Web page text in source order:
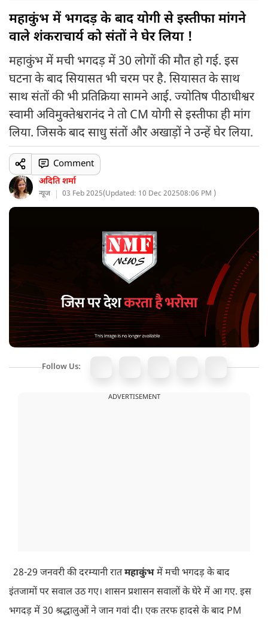
महाकुंभ में भगदड़ के बाद योगी से इस्तीफा मांगने
वाले शंकराचार्य को संतों ने घेर लिया !
महाकुंभ में मची भगदड़ में 30 लोगों की मौत हो गई. इस
घटना के बाद सियासत भी चरम पर है. सियासत के साथ
साथ संतों की भी प्रतिक्रिया सामने आई. ज्योतिष पीठाधीश्वर
स्वामी अविमुक्तेश्वरानंद ने तो CM योगी से इस्तीफा ही मांग
लिया. जिसके बाद साधु संतों और अखाड़ों ने उन्हें घेर लिया.
अदिति शर्मा
न्यूज 03 Feb 2025(Updated: 10 Dec 202508:06 PM )
Comment
Follow Us:
ADVERTISEMENT
28-29 जनवरी की दरम्यानी रातमहाकुंभमें मची भगदड़ के बाद
इंतजामों पर सवाल उठ गए। शासन प्रशासन सवालों के घेरे में आ गए. इस
भगदड़ में 30 श्रद्धालुओं ने जान गवां दी। एक तरफ हादसे के बाद PM